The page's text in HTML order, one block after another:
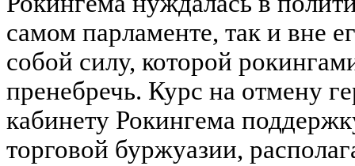
самом парламенте, так и вне
собой силу, которой
пренебречь. Курс на отмену
кабинету Рокингема
торговой буржуазии,